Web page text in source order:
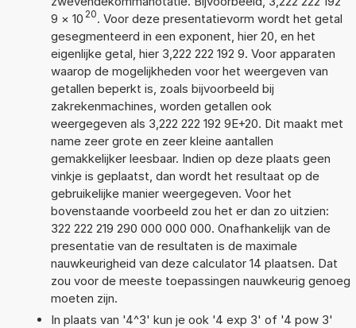
9 × 10 20. Voor deze presentatievorm wordt het getal
gesegmenteerd in een exponent, hier 20, en het
eigenlijke getal, hier 3,222 222 192 9. Voor apparaten
waarop de mogelijkheden voor het weergeven van
getallen beperkt is, zoals bijvoorbeeld bij
zakrekenmachines, worden getallen ook
weergegeven als 3,222 222 192 9E+20. Dit maakt met
name zeer grote en zeer kleine aantallen
gemakkelijker leesbaar. Indien op deze plaats geen
vinkje is geplaatst, dan wordt het resultaat op de
gebruikelijke manier weergegeven. Voor het
bovenstaande voorbeeld zou het er dan zo uitzien:
322 222 219 290 000 000 000. Onafhankelijk van de
presentatie van de resultaten is de maximale
nauwkeurigheid van deze calculator 14 plaatsen. Dat
zou voor de meeste toepassingen nauwkeurig genoeg
moeten zijn.
In plaats van '4^3' kun je ook '4 exp 3' of '4 pow 3'